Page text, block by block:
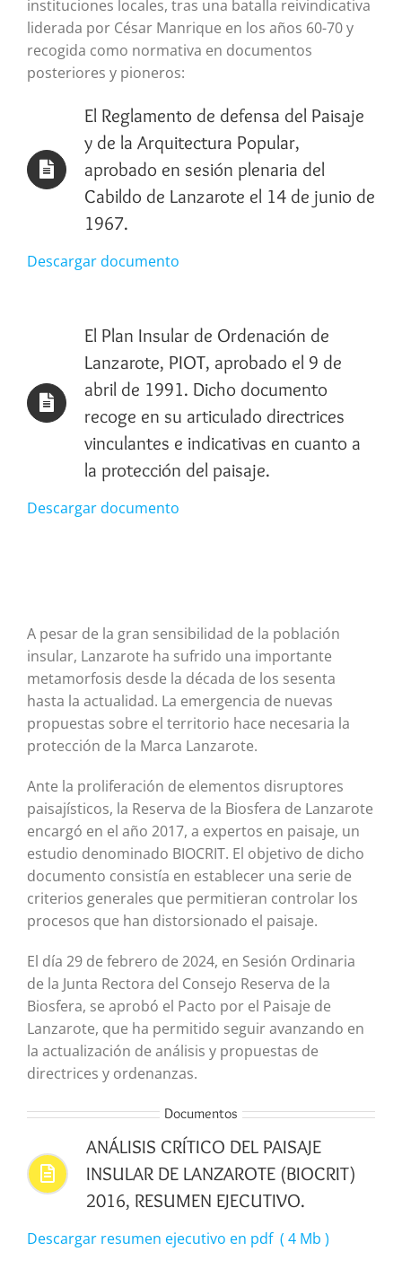
instituciones locales, tras una batalla reivindicativa
liderada por César Manrique en los años 60-70 y
recogida como normativa en documentos
posteriores y pioneros:
El Reglamento de defensa del Paisaje
y de la Arquitectura Popular,
aprobado en sesión plenaria del
Cabildo de Lanzarote el 14 de junio de
1967.
Descargar documento
El Plan Insular de Ordenación de
Lanzarote, PIOT, aprobado el 9 de
abril de 1991. Dicho documento
recoge en su articulado directrices
vinculantes e indicativas en cuanto a
la protección del paisaje.
Descargar documento
A pesar de la gran sensibilidad de la población
insular, Lanzarote ha sufrido una importante
metamorfosis desde la década de los sesenta
hasta la actualidad. La emergencia de nuevas
propuestas sobre el territorio hace necesaria la
protección de la Marca Lanzarote.
Ante la proliferación de elementos disruptores
paisajísticos, la Reserva de la Biosfera de Lanzarote
encargó en el año 2017, a expertos en paisaje, un
estudio denominado BIOCRIT. El objetivo de dicho
documento consistía en establecer una serie de
criterios generales que permitieran controlar los
procesos que han distorsionado el paisaje.
El día 29 de febrero de 2024, en Sesión Ordinaria
de la Junta Rectora del Consejo Reserva de la
Biosfera, se aprobó el Pacto por el Paisaje de
Lanzarote, que ha permitido seguir avanzando en
la actualización de análisis y propuestas de
directrices y ordenanzas.
Documentos
ANÁLISIS CRÍTICO DEL PAISAJE
INSULAR DE LANZAROTE (BIOCRIT)
2016, RESUMEN EJECUTIVO.
Descargar resumen ejecutivo en pdf ( 4 Mb )